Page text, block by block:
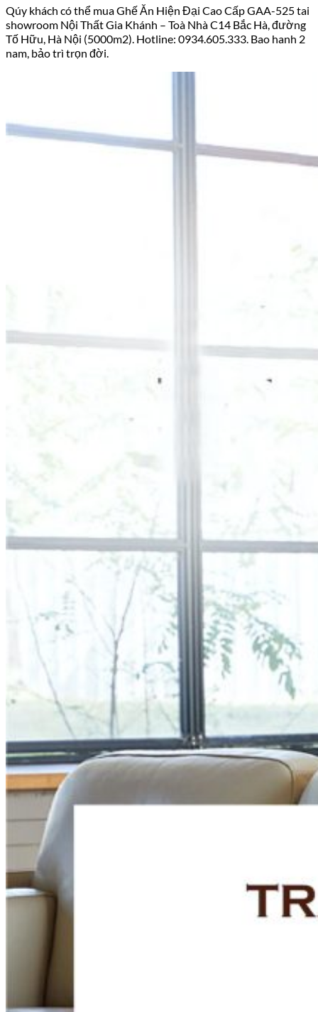
Qúy khách có thể mua Ghế Ăn Hiện Đại Cao Cấp GAA-525 tai
showroom Nội Thất Gia Khánh – Toà Nhà C14 Bắc Hà, đường
Tố Hữu, Hà Nội (5000m2). Hotline: 0934.605.333. Bao hanh 2
nam, bảo trì trọn đời.